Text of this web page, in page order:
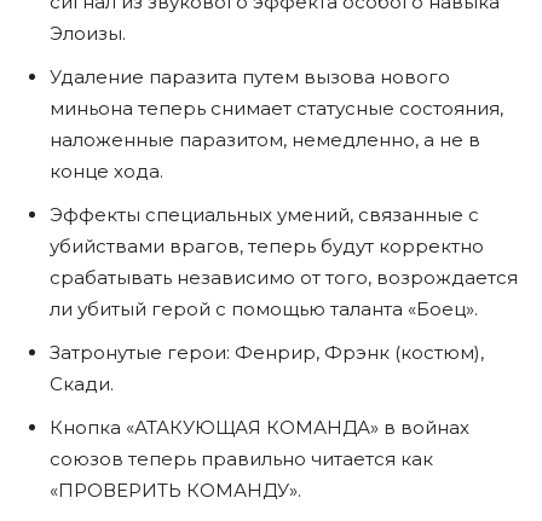
Элоизы.
Удаление паразита путем вызова нового
миньона теперь снимает статусные состояния,
наложенные паразитом, немедленно, а не в
конце хода.
Эффекты специальных умений, связанные с
убийствами врагов, теперь будут корректно
срабатывать независимо от того, возрождается
ли убитый герой с помощью таланта «Боец».
Затронутые герои: Фенрир, Фрэнк (костюм),
Скади.
Кнопка «АТАКУЮЩАЯ КОМАНДА» в войнах
союзов теперь правильно читается как
«ПРОВЕРИТЬ КОМАНДУ».